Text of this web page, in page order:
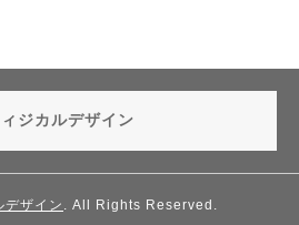
ジカルデザイン
デザイン . All Rights Reserved.